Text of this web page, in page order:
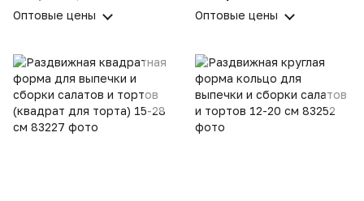
Оптовые цены
Оптовые цены